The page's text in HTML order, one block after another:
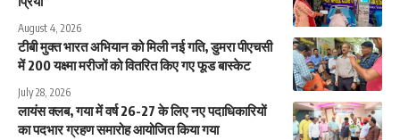
August 4, 2026
टीबी मुक्त भारत अभियान को मिली नई गति, डुमरा पीएचसी
में 200 यक्ष्मा मरीजों को वितरित किए गए फूड बास्केट
July 28, 2026
लायंस क्लब, गया में वर्ष 26-27 के लिए नए पदाधिकारियों
का पदभार ग्रहण समारोह आयोजित किया गया